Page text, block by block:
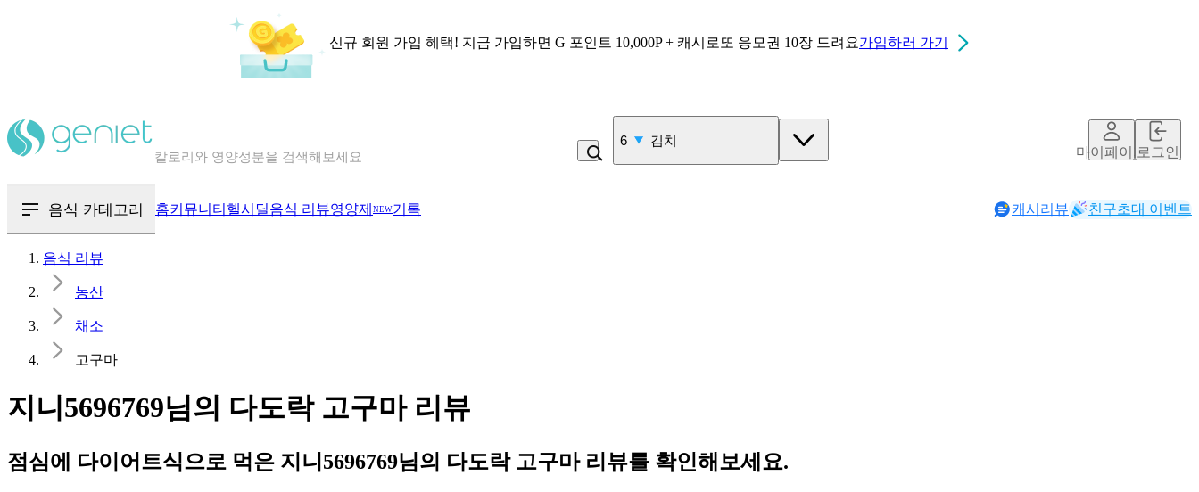
신규 회원 가입 혜택! 지금 가입하면 G 포인트 10,000P + 캐시로또 응모권 10장 드려요가입하러 가기
음식 · 영양제 리뷰를 찾아보세요
7 삼겹살
마이페이지로그인
음식 카테고리 홈커뮤니티 헬시딜음식 리뷰영양제 NEW기록 캐시리뷰 친구초대 이벤트
음식 리뷰
농산
채소
고구마
지니5696769님의 다도락 고구마 리뷰
점심에 다이어트식으로 먹은 지니5696769님의 다도락 고구마 리뷰를 확인해보세요.